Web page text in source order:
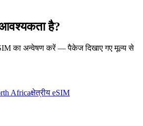
है?
का अन्वेषण करें — पैकेज दिखाए गए मूल्य से
Africaक्षेत्रीय eSIM